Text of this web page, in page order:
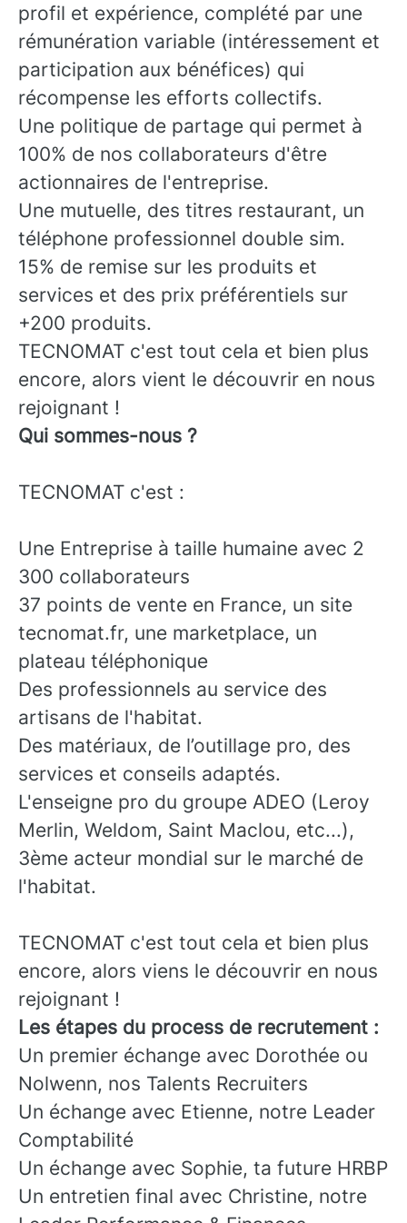
profil et expérience, complété par une
rémunération variable (intéressement et
participation aux bénéfices) qui
récompense les efforts collectifs.
Une politique de partage qui permet à
100% de nos collaborateurs d'être
actionnaires de l'entreprise.
Une mutuelle, des titres restaurant, un
téléphone professionnel double sim.
15% de remise sur les produits et
services et des prix préférentiels sur
+200 produits.
TECNOMAT c'est tout cela et bien plus
encore, alors vient le découvrir en nous
rejoignant !
Qui sommes-nous ?
TECNOMAT c'est :
Une Entreprise à taille humaine avec 2
300 collaborateurs
37 points de vente en France, un site
tecnomat.fr, une marketplace, un
plateau téléphonique
Des professionnels au service des
artisans de l'habitat.
Des matériaux, de l’outillage pro, des
services et conseils adaptés.
L'enseigne pro du groupe ADEO (Leroy
Merlin, Weldom, Saint Maclou, etc...),
3ème acteur mondial sur le marché de
l'habitat.
TECNOMAT c'est tout cela et bien plus
encore, alors viens le découvrir en nous
rejoignant !
Les étapes du process de recrutement :
Un premier échange avec Dorothée ou
Nolwenn, nos Talents Recruiters
Un échange avec Etienne, notre Leader
Comptabilité
Un échange avec Sophie, ta future HRBP
Un entretien final avec Christine, notre